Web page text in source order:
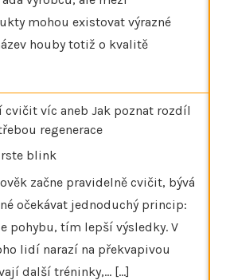
mohou existovat výrazné
houby totiž o kvalitě
cvičit víc aneb Jak poznat rozdíl
regenerace
blink
začne pravidelně cvičit, bývá
očekávat jednoduchý princip:
pohybu, tím lepší výsledky. V
lidí narazí na překvapivou
další tréninky,… [...]